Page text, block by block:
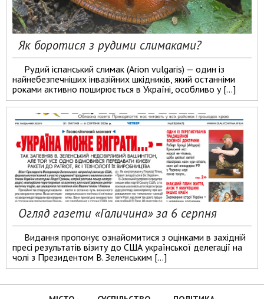
Як боротися з рудими слимаками?
Рудий іспанський слимак (Arion vulgaris) — один із
найнебезпечніших інвазійних шкідників, який останніми
роками активно поширюється в Україні, особливо у […]
Огляд газети «Галичина» за 6 серпня
Видання пропонує ознайомитися з оцінками в західній
пресі результатів візиту до США української делегації на
чолі з Президентом В. Зеленським […]